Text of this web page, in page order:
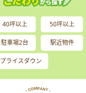
40坪以上 50坪以上
駐車場2台 駅近物件
プライスダウン